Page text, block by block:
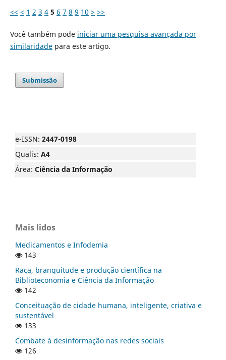
<< < 1 2 3 4 5 6 7 8 9 10 > >>
Você também pode iniciar uma pesquisa avançada por
similaridadepara este artigo.
Submissão
e-ISSN: 2447-0198
Qualis: A4
Área: Ciência da Informação
Mais lidos
Medicamentos e Infodemia
143
Raça, branquitude e produção científica na
Biblioteconomia e Ciência da Informação
142
Conceituação de cidade humana, inteligente, criativa e
sustentável
133
Combate à desinformação nas redes sociais
126